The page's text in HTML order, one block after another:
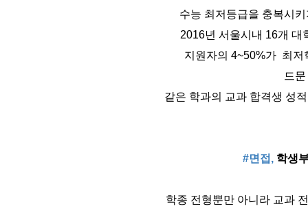
수능 최저등급을 충복시
2016년 서울시내 16개 대
지원자의 4~50%가 최저
드
같은 학과의 교과 합격생 성
#면접,학생
학종 전형뿐만 아니라 교과